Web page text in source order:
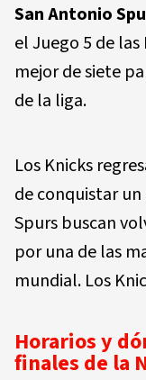
San Antonio
el Juego 5 de las
mejor de siete
de la liga.
Los Knicks
de conquistar
Spurs buscan
por una de las
mundial. Los
Horarios y
finales de la